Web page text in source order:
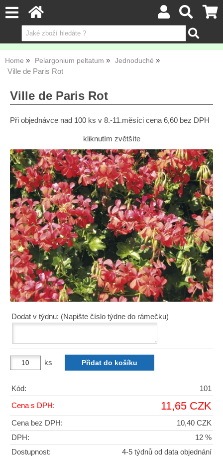
Home Pelargonium peltatum Jednoduché
Ville de Paris Rot
Ville de Paris Rot
Při objednávce nad 100 ks v 8.-11.měsíci cena 6,60 bez DPH
kliknutím zvětšíte
Dodat v týdnu: (Napište číslo týdne do rámečku)
ks
Kód: 101
Cena s DPH: 11,65 CZK
Cena bez DPH:
10,40 CZK
DPH:
12 %
Dostupnost:
4-5 týdnů od data objednání